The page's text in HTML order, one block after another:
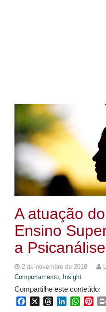
A atuação
Ensino
a Psicanálise
2 de novembro de 2018
Comportamento,
Insight
Compartilhe este conteúdo:
FacebookThreadsLinkedIn